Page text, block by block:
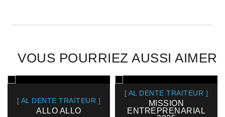
VOUS POURRIEZ AUSSI AIMER
[ AL DENTE TRAITEUR ]
ALLO ALLO
[ AL DENTE TRAITEUR ]
MISSION
ENTREPRENARIAL